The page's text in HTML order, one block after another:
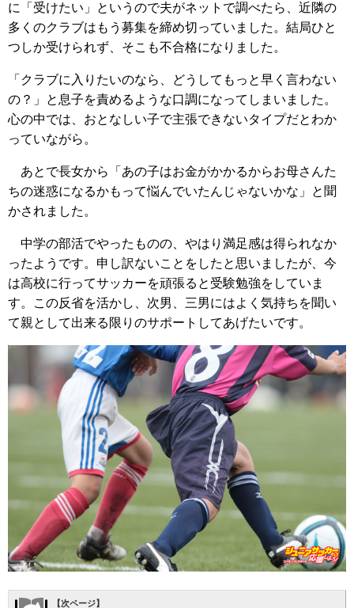
に「受けたい」というので夫がネットで調べたら、近隣の
多くのクラブはもう募集を締め切っていました。結局ひと
つしか受けられず、そこも不合格になりました。
「クラブに入りたいのなら、どうしてもっと早く言わない
の？」と息子を責めるような口調になってしまいました。
心の中では、おとなしい子で主張できないタイプだとわか
っていながら。
あとで長女から「あの子はお金がかかるからお母さんた
ちの迷惑になるかもって悩んでいたんじゃないかな」と聞
かされました。
中学の部活でやったものの、やはり満足感は得られなか
ったようです。申し訳ないことをしたと思いましたが、今
は高校に行ってサッカーを頑張ると受験勉強をしていま
す。この反省を活かし、次男、三男にはよく気持ちを聞い
て親として出来る限りのサポートしてあげたいです。
【次ページ】